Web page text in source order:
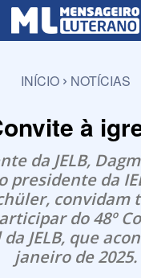
INÍCIO NOTÍCIAS
à
da JELB,
presidente da
convidam
do 48º
JELB, que
janeiro de 2025.